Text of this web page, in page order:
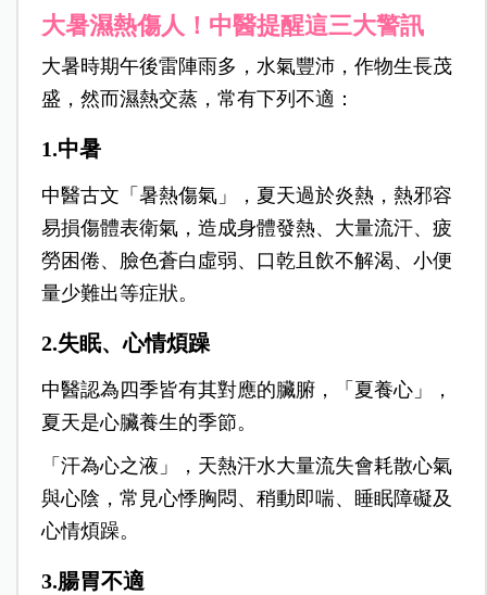
大暑濕熱傷人！中醫提醒這三大警訊
大暑時期午後雷陣雨多，水氣豐沛，作物生長茂
盛，然而濕熱交蒸，常有下列不適：
1.中暑
中醫古文「暑熱傷氣」，夏天過於炎熱，熱邪容
易損傷體表衛氣，造成身體發熱、大量流汗、疲
勞困倦、臉色蒼白虛弱、口乾且飲不解渴、小便
量少難出等症狀。
2.失眠、心情煩躁
中醫認為四季皆有其對應的臟腑，「夏養心」，
夏天是心臟養生的季節。
「汗為心之液」，天熱汗水大量流失會耗散心氣
與心陰，常見心悸胸悶、稍動即喘、睡眠障礙及
心情煩躁。
3.腸胃不適